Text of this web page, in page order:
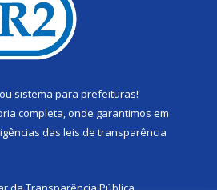
ou sistema para prefeituras!
completa, onde garantimos em
das leis de transparência